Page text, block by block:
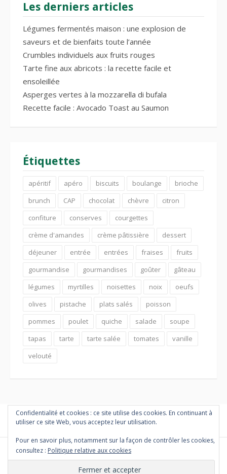
Les derniers articles
Légumes fermentés maison : une explosion de
saveurs et de bienfaits toute l’année
Crumbles individuels aux fruits rouges
Tarte fine aux abricots : la recette facile et
ensoleillée
Asperges vertes à la mozzarella di bufala
Recette facile : Avocado Toast au Saumon
Étiquettes
apéritif apéro biscuits boulange
brioche
brunch
CAP chocolat chèvre
citron
confiture
conserves
courgettes
crème d'amandes
crème pâtissière
dessert
déjeuner
entrée entrées fraises
fruits
gourmandise
gourmandises goûter
gâteau
légumes
myrtilles noisettes noix
oeufs
olives
pistache plats salés
poisson
pommes
poulet quiche salade
soupe
tapas
tarte tarte salée tomates
vanille
velouté
Copyright © 2026 PETITES MARMITES ET COMPAGNIE. Tous droits
Confidentialité et cookies : ce site utilise des cookies. En continuant à
utiliser ce site Web, vous acceptez leur utilisation.
Pour en savoir plus, notamment sur la façon de contrôler les cookies,
consultez : Politique relative aux cookies